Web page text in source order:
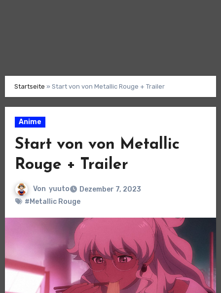
Startseite » Start von von Metallic Rouge + Trailer
Anime
Start von von Metallic
Rouge + Trailer
Von yuuto
Dezember 7, 2023
#Metallic Rouge